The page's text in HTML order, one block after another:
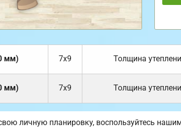
мм) 7х9 Толщина
мм) 7х9 Толщина
личную планировку, воспользуйтесь